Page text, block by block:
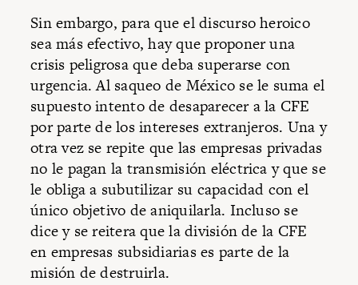
Sin embargo, para que el discurso heroico
sea más efectivo, hay que proponer una
crisis peligrosa que deba superarse con
urgencia. Al saqueo de México se le suma el
supuesto intento de desaparecer a la CFE
por parte de los intereses extranjeros. Una y
otra vez se repite que las empresas privadas
no le pagan la transmisión eléctrica y que se
le obliga a subutilizar su capacidad con el
único objetivo de aniquilarla. Incluso se
dice y se reitera que la división de la CFE
en empresas subsidiarias es parte de la
misión de destruirla.